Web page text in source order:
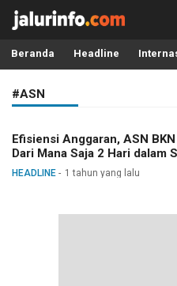
Info Terbaru, Berita Terkini
Terkini, Akurat dan Terpercaya
Beranda Headline
#ASN
Efisiensi Anggaran, ASN
Dari Mana Saja 2 Hari dalam
HEADLINE 1 tahun yang lalu